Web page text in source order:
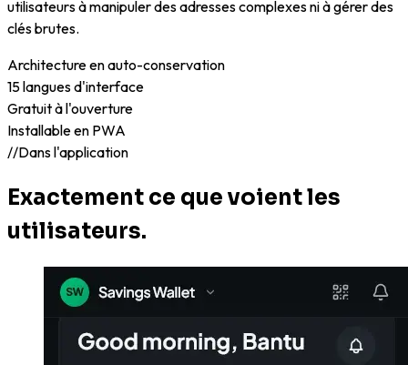
utilisateurs à manipuler des adresses complexes ni à gérer des
clés brutes.
Architecture en auto-conservation
15 langues d'interface
Gratuit à l'ouverture
Installable en PWA
//Dans l'application
Exactement ce que voient les
utilisateurs.